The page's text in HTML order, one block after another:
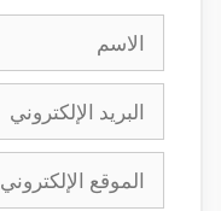
الاسم
البريد
الإلكتروني
الموقع
الإلكتروني